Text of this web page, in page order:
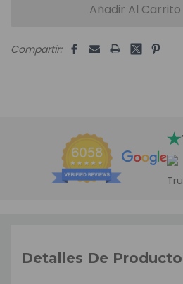
Compartir:
Detalles De Producto